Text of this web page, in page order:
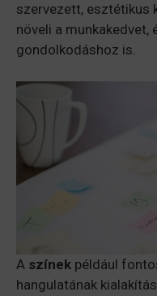
szervezett, esztétikus
növeli a munkakedvet,
gondolkodáshoz is.
A színek például
hangulatának